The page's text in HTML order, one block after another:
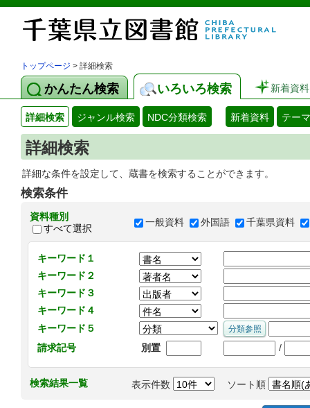
トップページ > 詳細検索
かんたん検索 いろいろ検索 新着資料
詳細検索 ジャンル検索 NDC分類検索 新着資料 テー
詳細検索
詳細な条件を設定して、蔵書を検索することができます。
検索条件
資料種別
すべて選択
一般資料 外国語 千葉県資料
キーワード１
キーワード２
キーワード３
キーワード４
キーワード５
請求記号
別置 /
検索結果一覧 表示件数 ソート順